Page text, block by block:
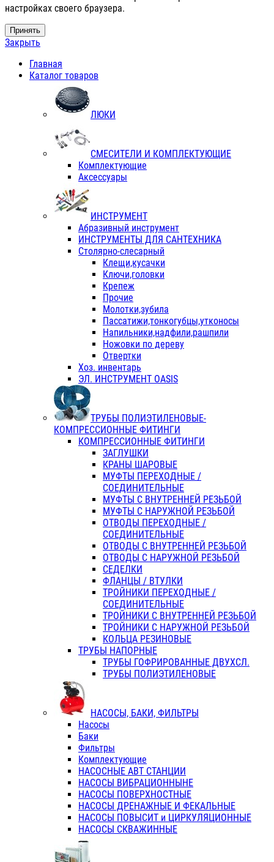
настройках своего браузера.
Принять
Закрыть
Главная
Каталог товаров
ЛЮКИ
СМЕСИТЕЛИ И КОМПЛЕКТУЮЩИЕ
Комплектующие
Аксессуары
ИНСТРУМЕНТ
Абразивный инструмент
ИНСТРУМЕНТЫ ДЛЯ САНТЕХНИКА
Столярно-слесарный
Клещи,кусачки
Ключи,головки
Крепеж
Прочие
Молотки,зубила
Пассатижи,тонкогубцы,утконосы
Напильники,надфили,рашпили
Ножовки по дереву
Отвертки
Хоз. инвентарь
ЭЛ. ИНСТРУМЕНТ OASIS
ТРУБЫ ПОЛИЭТИЛЕНОВЫЕ-
КОМПРЕССИОННЫЕ ФИТИНГИ
КОМПРЕССИОННЫЕ ФИТИНГИ
ЗАГЛУШКИ
КРАНЫ ШАРОВЫЕ
МУФТЫ ПЕРЕХОДНЫЕ /
СОЕДИНИТЕЛЬНЫЕ
МУФТЫ С ВНУТРЕННЕЙ РЕЗЬБОЙ
МУФТЫ С НАРУЖНОЙ РЕЗЬБОЙ
ОТВОДЫ ПЕРЕХОДНЫЕ /
СОЕДИНИТЕЛЬНЫЕ
ОТВОДЫ С ВНУТРЕННЕЙ РЕЗЬБОЙ
ОТВОДЫ С НАРУЖНОЙ РЕЗЬБОЙ
СЕДЕЛКИ
ФЛАНЦЫ / ВТУЛКИ
ТРОЙНИКИ ПЕРЕХОДНЫЕ /
СОЕДИНИТЕЛЬНЫЕ
ТРОЙНИКИ С ВНУТРЕННЕЙ РЕЗЬБОЙ
ТРОЙНИКИ С НАРУЖНОЙ РЕЗЬБОЙ
КОЛЬЦА РЕЗИНОВЫЕ
ТРУБЫ НАПОРНЫЕ
ТРУБЫ ГОФРИРОВАННЫЕ ДВУХСЛ.
ТРУБЫ ПОЛИЭТИЛЕНОВЫЕ
НАСОСЫ, БАКИ, ФИЛЬТРЫ
Насосы
Баки
Фильтры
Комплектующие
НАСОСНЫЕ АВТ СТАНЦИИ
НАСОСЫ ВИБРАЦИОННЫНЕ
НАСОСЫ ПОВЕРХНОСТНЫЕ
НАСОСЫ ДРЕНАЖНЫЕ И ФЕКАЛЬНЫЕ
НАСОСЫ ПОВЫСИТ и ЦИРКУЛЯЦИОННЫЕ
НАСОСЫ СКВАЖИННЫЕ